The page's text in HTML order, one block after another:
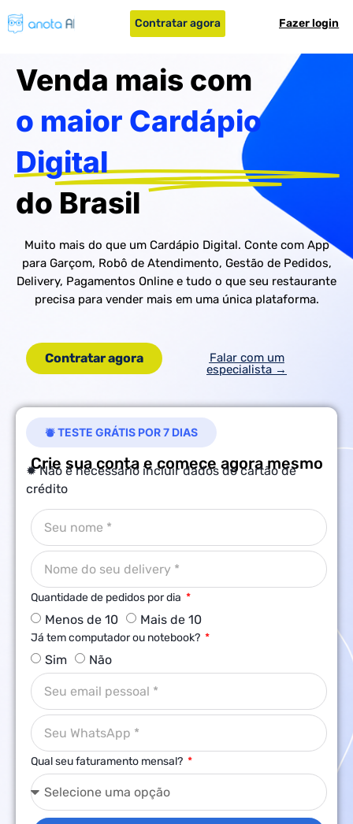
Contratar agora Fazer login
Venda mais com
o maior Cardápio
Digital
do Brasil
Muito mais do que um Cardápio Digital. Conte com App
para Garçom, Robô de Atendimento, Gestão de Pedidos,
Delivery, Pagamentos Online e tudo o que seu restaurante
precisa para vender mais em uma única plataforma.
Contratar agora
Falar com um
especialista →
⛇ TESTE GRÁTIS POR 7 DIAS
Crie sua conta e comece agora mesmo
✹ Não é necessário incluir dados do cartão de
crédito
Quantidade de pedidos por dia
Menos de 10 Mais de 10
Já tem computador ou notebook?
Sim Não
Qual seu faturamento mensal?